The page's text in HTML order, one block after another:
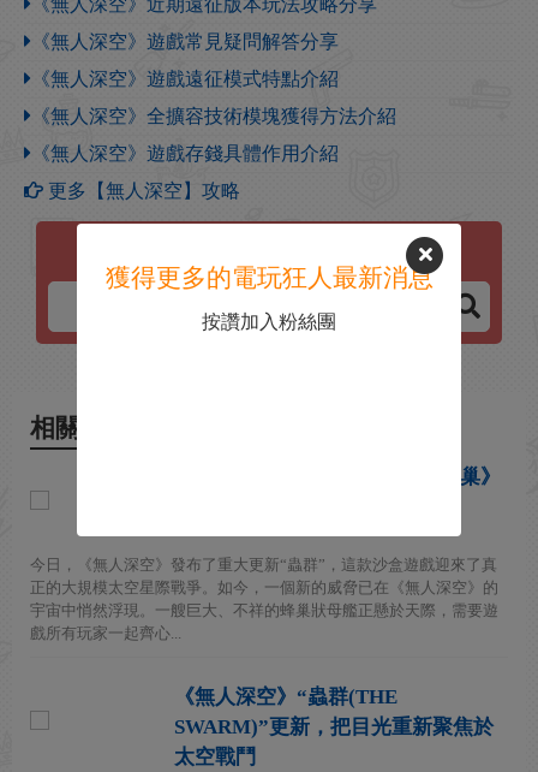
《無人深空》遊戲常見疑問解答分享
《無人深空》遊戲遠征模式特點介紹
《無人深空》全擴容技術模塊獲得方法介紹
《無人深空》遊戲存錢具體作用介紹
更多【無人深空】攻略
相關新聞
《無人深空》發布重大更新《蟲巢》
今日，《無人深空》發布了重大更新“蟲群”，這款沙盒遊戲迎來了真
正的大規模太空星際戰爭。如今，一個新的威脅已在《無人深空》的
宇宙中悄然浮現。一艘巨大、不祥的蜂巢狀母艦正懸於天際，需要遊
戲所有玩家一起齊心...
《無人深空》“蟲群(THE
SWARM)”更新，把目光重新聚焦於
太空戰鬥
獲得更多的電玩狂人最新消息
按讚加入粉絲團